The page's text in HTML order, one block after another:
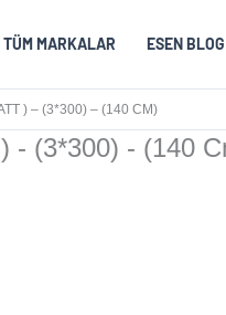
TÜM MARKALAR ESEN BLOG
) – (3*300) – (140 CM)
- (3*300) - (140